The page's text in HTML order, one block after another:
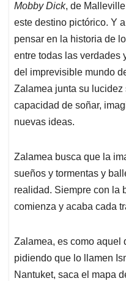
Mobby Dick, de
este destino pictórico. Y
pensar en la historia de
entre todas las verdades
del imprevisible mundo
Zalamea junta su
capacidad de soñar,
nuevas ideas.
Zalamea busca que la
sueños y tormentas y
realidad. Siempre con la
comienza y acaba cada
Zalamea, es como aquel
pidiendo que lo llamen
Nantuket, saca el mapa